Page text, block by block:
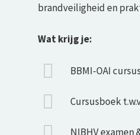
brandveiligheid en
Wat krijg je:
BBMI-OAI
Cursusboek
NIBHV examen